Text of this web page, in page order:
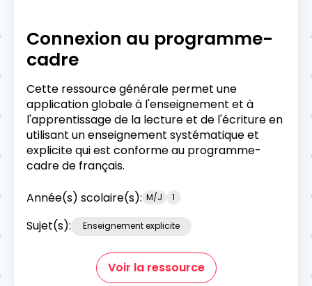
Connexion au programme-
cadre
Cette ressource générale permet une
application globale à l'enseignement et à
l'apprentissage de la lecture et de l'écriture en
utilisant un enseignement systématique et
explicite qui est conforme au programme-
cadre de français.
Année(s) scolaire(s): M/J 1
Sujet(s): Enseignement explicite
Voir la ressource